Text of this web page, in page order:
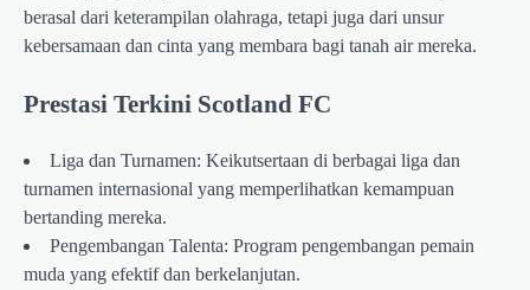
berasal dari keterampilan olahraga, tetapi juga dari unsur
kebersamaan dan cinta yang membara bagi tanah air mereka.
Prestasi Terkini Scotland FC
Liga dan Turnamen: Keikutsertaan di berbagai liga dan
turnamen internasional yang memperlihatkan kemampuan
bertanding mereka.
Pengembangan Talenta: Program pengembangan pemain
muda yang efektif dan berkelanjutan.